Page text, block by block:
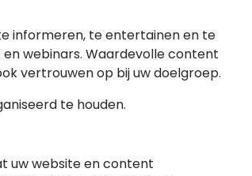
informeren, te entertainen en te
webinars. Waardevolle content
vertrouwen op bij uw doelgroep.
te houden.
uw website en content